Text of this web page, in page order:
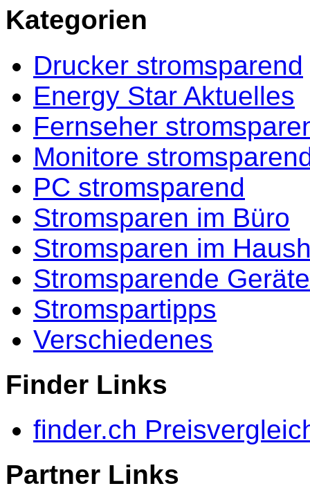
Kategorien
Drucker stromsparend
Energy Star Aktuelles
Fernseher
Monitore
PC stromsparend
Stromsparen im Büro
Stromsparen im
Stromsparende Geräte
Stromspartipps
Verschiedenes
Finder Links
finder.ch
Partner Links